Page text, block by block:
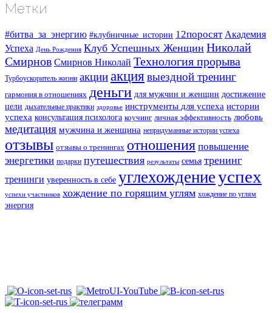
Метки
#битва_за_энергию #клубничные_истории 12поросят Академия
Успеха День Рождения Клуб Успешных Женщин Николай
Смирнов Смирнов Николай Технология прорыва
Турбоускоритель жизни акцииакция выездной тренинг
гармония в отношениях деньги для мужчин и женщин достижение
цели дыхательные практики здоровье инструменты для успеха истории
успеха консультация психолога коучинг личная эффективность любовь
медитация мужчина и женщина непридуманные истории успеха
отзывы отзывы о тренингах отношения повышение
энергетики подарки путешествия результаты семья тренинг
тренинги уверенность в себе углехождениеуспех
успехи участников хождение по горящим углям хождение по углям
энергия